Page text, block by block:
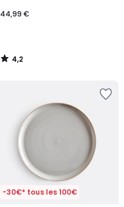
44,99 €
4,2
/
-30€* tous les 100€